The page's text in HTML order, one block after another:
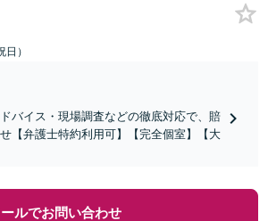
）
バイス・現場調査などの徹底対応で、賠
【弁護士特約利用可】【完全個室】【大
ールでお問い合わせ